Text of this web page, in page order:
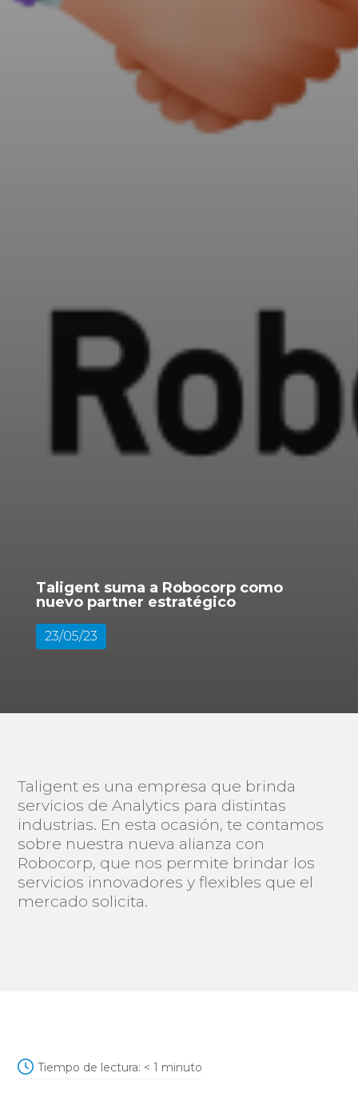
Taligent suma a Robocorp como
nuevo partner estratégico
23/05/23
Taligent es una empresa que brinda
servicios de Analytics para distintas
industrias. En esta ocasión, te contamos
sobre nuestra nueva alianza con
Robocorp, que nos permite brindar los
servicios innovadores y flexibles que el
mercado solicita.
Tiempo de lectura: < 1 minuto